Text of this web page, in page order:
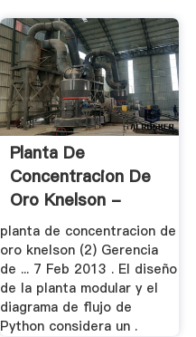
Planta De
Concentracion De
Oro Knelson -
Water .
planta de concentracion de
oro knelson (2) Gerencia
de ... 7 Feb 2013 . El diseño
de la planta modular y el
diagrama de flujo de
Python considera un .